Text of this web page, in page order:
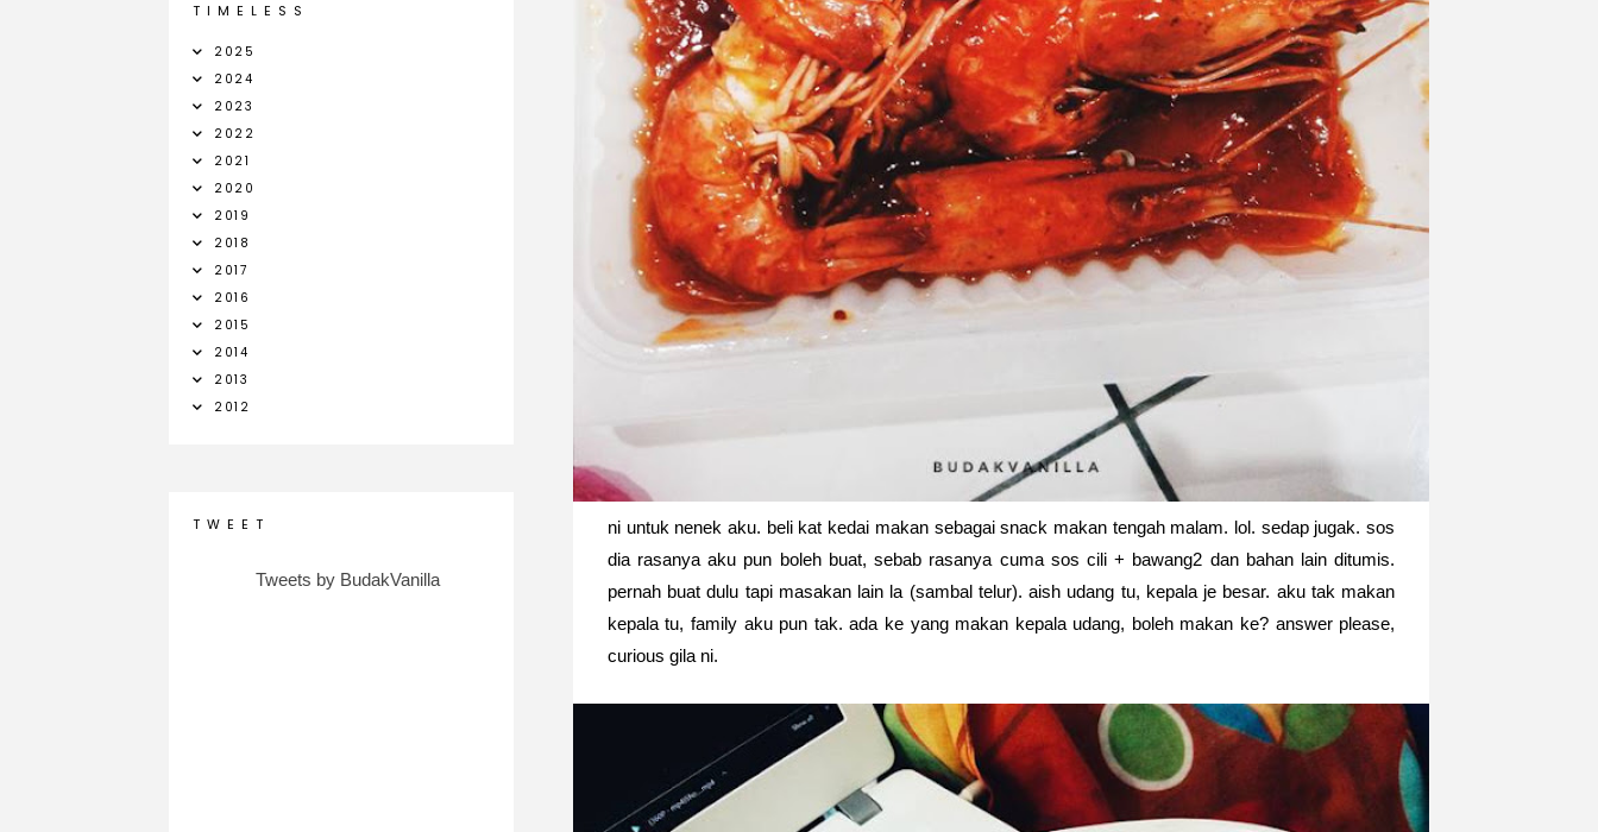
ni untuk nenek aku. beli kat kedai makan sebagai snack makan tengah malam. lol. sedap jugak. sos
dia rasanya aku pun boleh buat, sebab rasanya cuma sos cili + bawang2 dan bahan lain ditumis.
pernah buat dulu tapi masakan lain la (sambal telur). aish udang tu, kepala je besar. aku tak makan
kepala tu, family aku pun tak. ada ke yang makan kepala udang, boleh makan ke? answer please,
curious gila ni.
T I M E L E S S
2025
2024
2023
2022
2021
2020
2019
2018
2017
2016
2015
2014
2013
2012
T W E E T
Tweets by BudakVanilla